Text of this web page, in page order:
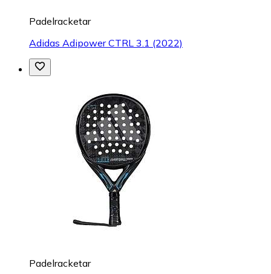
Padelracketar
Adidas Adipower CTRL 3.1 (2022)
Padelracketar